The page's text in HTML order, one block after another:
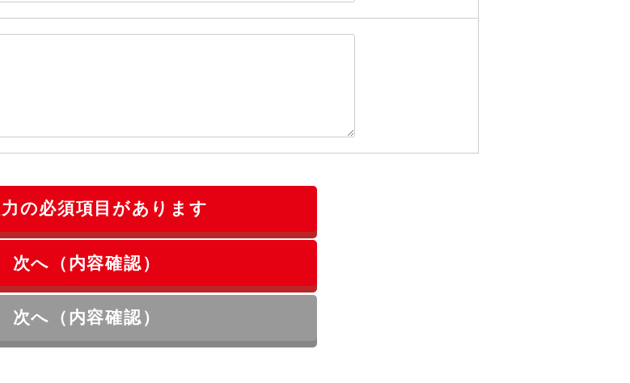
の必須項目があります
次へ（内容確認）
次へ（内容確認）